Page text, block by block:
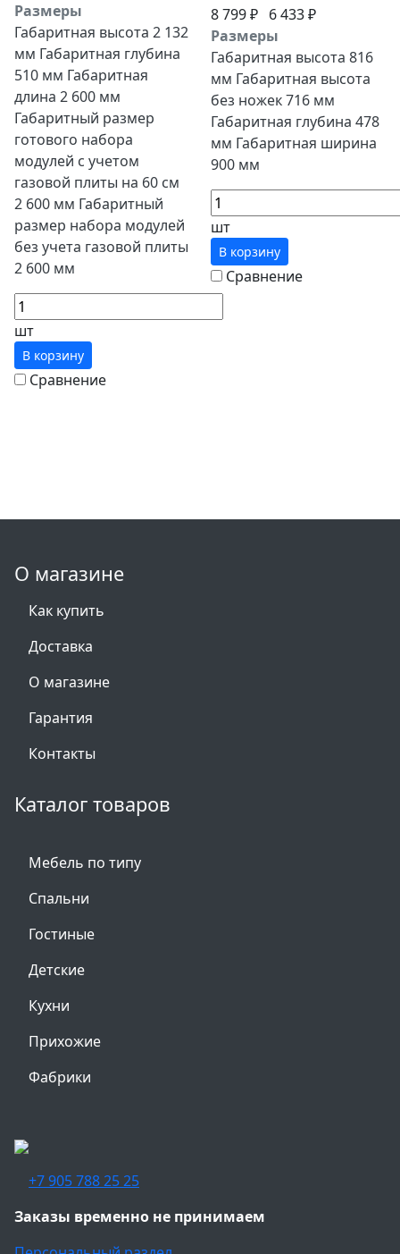
Размеры
Габаритная высота 2 132
мм Габаритная глубина
510 мм Габаритная
длина 2 600 мм
Габаритный размер
готового набора
модулей с учетом
газовой плиты на 60 см
2 600 мм Габаритный
размер набора модулей
без учета газовой плиты
2 600 мм
шт
В корзину
Сравнение
8 799 ₽ 6 433 ₽
Размеры
Габаритная высота 816
мм Габаритная высота
без ножек 716 мм
Габаритная глубина 478
мм Габаритная ширина
900 мм
шт
В корзину
Сравнение
О магазине
Как купить
Доставка
О магазине
Гарантия
Контакты
Каталог товаров
Мебель по типу
Спальни
Гостиные
Детские
Кухни
Прихожие
Фабрики
+7 905 788 25 25
Заказы временно не принимаем